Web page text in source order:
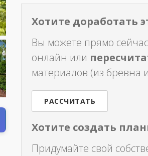
Хотите доработать
Вы можете прямо
онлайн или
материалов (из бревна
РАССЧИТАТЬ
Хотите создать
Придумайте свой